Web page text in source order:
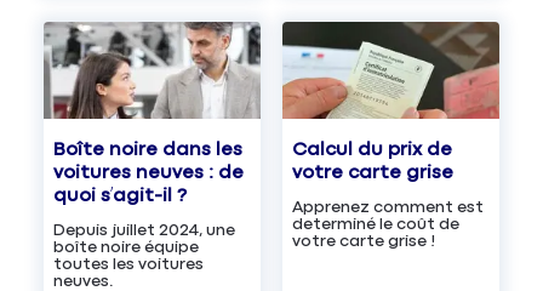
Boîte noire dans les
voitures neuves : de
quoi s’agit-il ?
Depuis juillet 2024, une
boîte noire équipe
toutes les voitures
neuves.
Calcul du prix de
votre carte grise
Apprenez comment est
determiné le coût de
votre carte grise !